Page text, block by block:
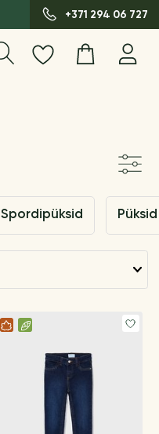
+371 294 06 727
Spordipüksid Püksid